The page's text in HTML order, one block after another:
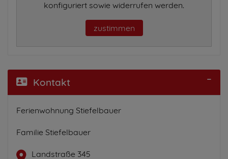
konfiguriert sowie widerrufen werden.
zustimmen
Kontakt
Ferienwohnung Stiefelbauer
Familie Stiefelbauer
Landstraße 345